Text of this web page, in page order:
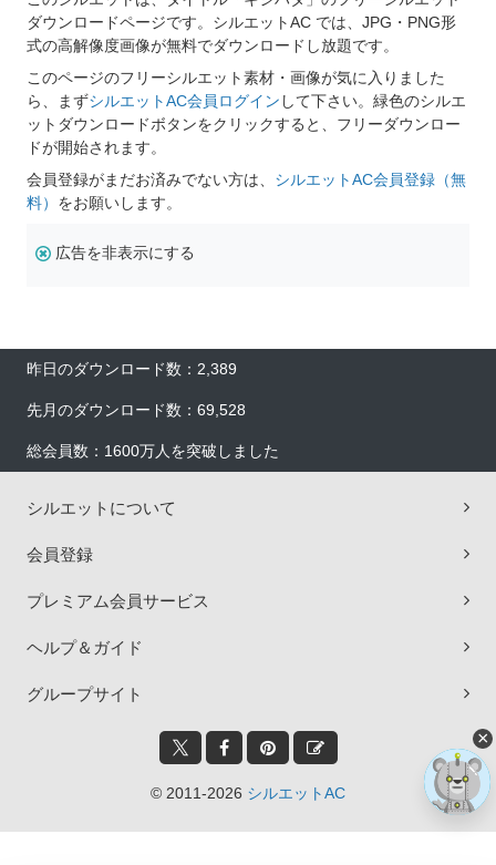
ダウンロードページです。シルエットAC では、JPG・PNG形
式の高解像度画像が無料でダウンロードし放題です。
このページのフリーシルエット素材・画像が気に入りました
ら、まずシルエットAC会員ログイン して下さい。緑色のシルエ
ットダウンロードボタンをクリックすると、フリーダウンロー
ドが開始されます。
会員登録がまだお済みでない方は、 シルエットAC会員登録（無
料） をお願いします。
広告を非表示にする
昨日のダウンロード数：2,389
先月のダウンロード数：69,528
総会員数：1600万人を突破しました
シルエットについて
会員登録
プレミアム会員サービス
ヘルプ＆ガイド
グループサイト
© 2011-2026 シルエットAC
×